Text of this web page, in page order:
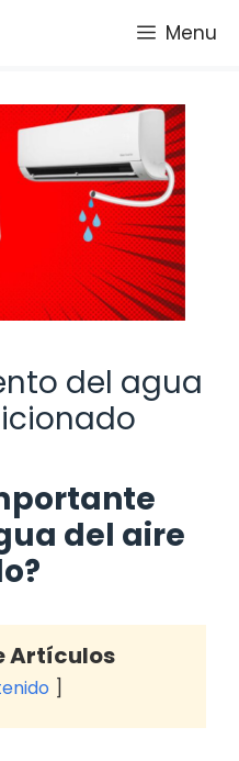
Menu
del agua
del aire
Artículos